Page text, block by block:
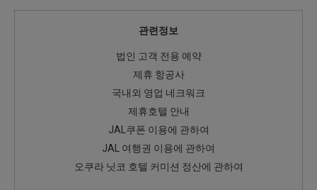
관련정보
법인 고객 전용 예약
제휴 항공사
국내외 영업 네크워크
제휴호텔 안내
JAL쿠폰 이용에 관하여
JAL 여행권 이용에 관하여
오쿠라 닛코 호텔 커미션 정산에 관하여